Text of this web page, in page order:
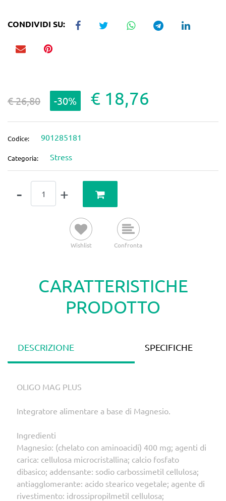
CONDIVIDI SU:
€ 26,80 -30% € 18,76
Codice: 901285181
Categoria: Stress
Wishlist Confronta
CARATTERISTICHE
PRODOTTO
DESCRIZIONE SPECIFICHE
OLIGO MAG PLUS
Integratore alimentare a base di Magnesio.
Ingredienti
Magnesio: (chelato con aminoacidi) 400 mg; agenti di
carica: cellulosa microcristallina; calcio fosfato
dibasico; addensante: sodio carbossimetil cellulosa;
antiagglomerante: acido stearico vegetale; agente di
rivestimento: idrossipropilmetil cellulosa;